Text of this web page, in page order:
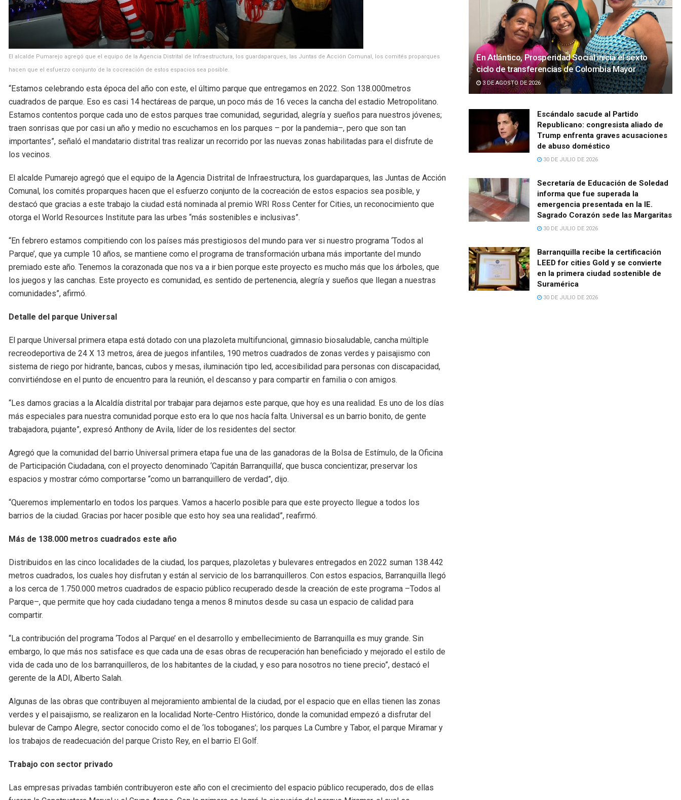
El alcalde Pumarejo agregó que el equipo de la Agencia Distrital de Infraestructura, los guardaparques, las Juntas de Acción Comunal, los comités proparques
hacen que el esfuerzo conjunto de la cocreación de estos espacios sea posible.
“Estamos celebrando esta época del año con este, el último parque que entregamos en 2022. Son 138.000metros
cuadrados de parque. Eso es casi 14 hectáreas de parque, un poco más de 16 veces la cancha del estadio Metropolitano.
Estamos contentos porque cada uno de estos parques trae comunidad, seguridad, alegría y sueños para nuestros jóvenes;
traen sonrisas que por casi un año y medio no escuchamos en los parques – por la pandemia–, pero que son tan
importantes”, señaló el mandatario distrital tras realizar un recorrido por las nuevas zonas habilitadas para el disfrute de
los vecinos.
El alcalde Pumarejo agregó que el equipo de la Agencia Distrital de Infraestructura, los guardaparques, las Juntas de Acción
Comunal, los comités proparques hacen que el esfuerzo conjunto de la cocreación de estos espacios sea posible, y
destacó que gracias a este trabajo la ciudad está nominada al premio WRI Ross Center for Cities, un reconocimiento que
otorga el World Resources Institute para las urbes “más sostenibles e inclusivas”.
“En febrero estamos compitiendo con los países más prestigiosos del mundo para ver si nuestro programa ‘Todos al
Parque’, que ya cumple 10 años, se mantiene como el programa de transformación urbana más importante del mundo
premiado este año. Tenemos la corazonada que nos va a ir bien porque este proyecto es mucho más que los árboles, que
los juegos y las canchas. Este proyecto es comunidad, es sentido de pertenencia, alegría y sueños que llegan a nuestras
comunidades”, afirmó.
Detalle del parque Universal
El parque Universal primera etapa está dotado con una plazoleta multifuncional, gimnasio biosaludable, cancha múltiple
recreodeportiva de 24 X 13 metros, área de juegos infantiles, 190 metros cuadrados de zonas verdes y paisajismo con
sistema de riego por hidrante, bancas, cubos y mesas, iluminación tipo led, accesibilidad para personas con discapacidad,
convirtiéndose en el punto de encuentro para la reunión, el descanso y para compartir en familia o con amigos.
“Les damos gracias a la Alcaldía distrital por trabajar para dejarnos este parque, que hoy es una realidad. Es uno de los días
más especiales para nuestra comunidad porque esto era lo que nos hacía falta. Universal es un barrio bonito, de gente
trabajadora, pujante”, expresó Anthony de Avila, líder de los residentes del sector.
Agregó que la comunidad del barrio Universal primera etapa fue una de las ganadoras de la Bolsa de Estímulo, de la Oficina
de Participación Ciudadana, con el proyecto denominado ‘Capitán Barranquilla’, que busca concientizar, preservar los
espacios y mostrar cómo comportarse “como un barranquillero de verdad”, dijo.
“Queremos implementarlo en todos los parques. Vamos a hacerlo posible para que este proyecto llegue a todos los
barrios de la ciudad. Gracias por hacer posible que esto hoy sea una realidad”, reafirmó.
Más de 138.000 metros cuadrados este año
Distribuidos en las cinco localidades de la ciudad, los parques, plazoletas y bulevares entregados en 2022 suman 138.442
metros cuadrados, los cuales hoy disfrutan y están al servicio de los barranquilleros. Con estos espacios, Barranquilla llegó
a los cerca de 1.750.000 metros cuadrados de espacio público recuperado desde la creación de este programa –Todos al
Parque–, que permite que hoy cada ciudadano tenga a menos 8 minutos desde su casa un espacio de calidad para
compartir.
“La contribución del programa ‘Todos al Parque’ en el desarrollo y embellecimiento de Barranquilla es muy grande. Sin
embargo, lo que más nos satisface es que cada una de esas obras de recuperación han beneficiado y mejorado el estilo de
vida de cada uno de los barranquilleros, de los habitantes de la ciudad, y eso para nosotros no tiene precio”, destacó el
gerente de la ADI, Alberto Salah.
Algunas de las obras que contribuyen al mejoramiento ambiental de la ciudad, por el espacio que en ellas tienen las zonas
verdes y el paisajismo, se realizaron en la localidad Norte-Centro Histórico, donde la comunidad empezó a disfrutar del
bulevar de Campo Alegre, sector conocido como el de ‘los toboganes’; los parques La Cumbre y Tabor, el parque Miramar y
los trabajos de readecuación del parque Cristo Rey, en el barrio El Golf.
Trabajo con sector privado
Las empresas privadas también contribuyeron este año con el crecimiento del espacio público recuperado, dos de ellas
En Atlántico, Prosperidad Social inicia el sexto
ciclo de transferencias de Colombia Mayor
3 DE AGOSTO DE 2026
Escándalo sacude al Partido
Republicano: congresista aliado de
Trump enfrenta graves acusaciones
de abuso doméstico
30 DE JULIO DE 2026
Secretaría de Educación de Soledad
informa que fue superada la
emergencia presentada en la IE.
Sagrado Corazón sede las Margaritas
30 DE JULIO DE 2026
Barranquilla recibe la certificación
LEED for cities Gold y se convierte
en la primera ciudad sostenible de
Suramérica
30 DE JULIO DE 2026